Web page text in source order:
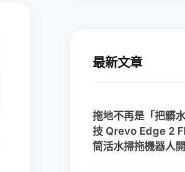
最新文章
拖地不再是「把髒
技 Qrevo Edge 2
筒活水掃拖機器人